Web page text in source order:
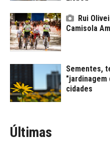
Rui
Camisola
Sementes,
"jardinagem
cidades
Últimas